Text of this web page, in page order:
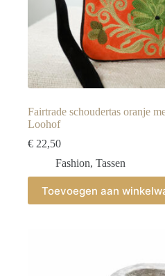
Fairtrade schoudertas oranje
Loohof
€ 22,50
Fashion, Tassen
Toevoegen aan